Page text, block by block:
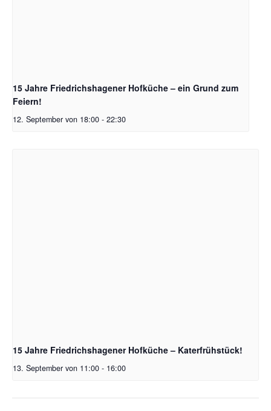
15 Jahre Friedrichshagener Hofküche – ein Grund zum
Feiern!
12. September von 18:00 - 22:30
15 Jahre Friedrichshagener Hofküche – Katerfrühstück!
13. September von 11:00 - 16:00